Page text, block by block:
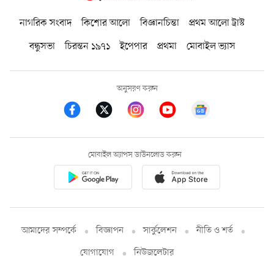
নাগরিক সংবাদ কিশোর আলো বিজ্ঞানচিন্তা
প্রথম আলো ট্রাস্ট
বন্ধুসভা
চিরন্তন ১৯৭১ ইপেপার প্রথমা মোবাইল ভ্যাস
অনুসরণ করুন
মোবাইল অ্যাপস ডাউনলোড করুন
আমাদের সম্পর্কে বিজ্ঞাপন সার্কুলেশন
নীতি ও শর্ত
যোগাযোগ
নিউজলেটার